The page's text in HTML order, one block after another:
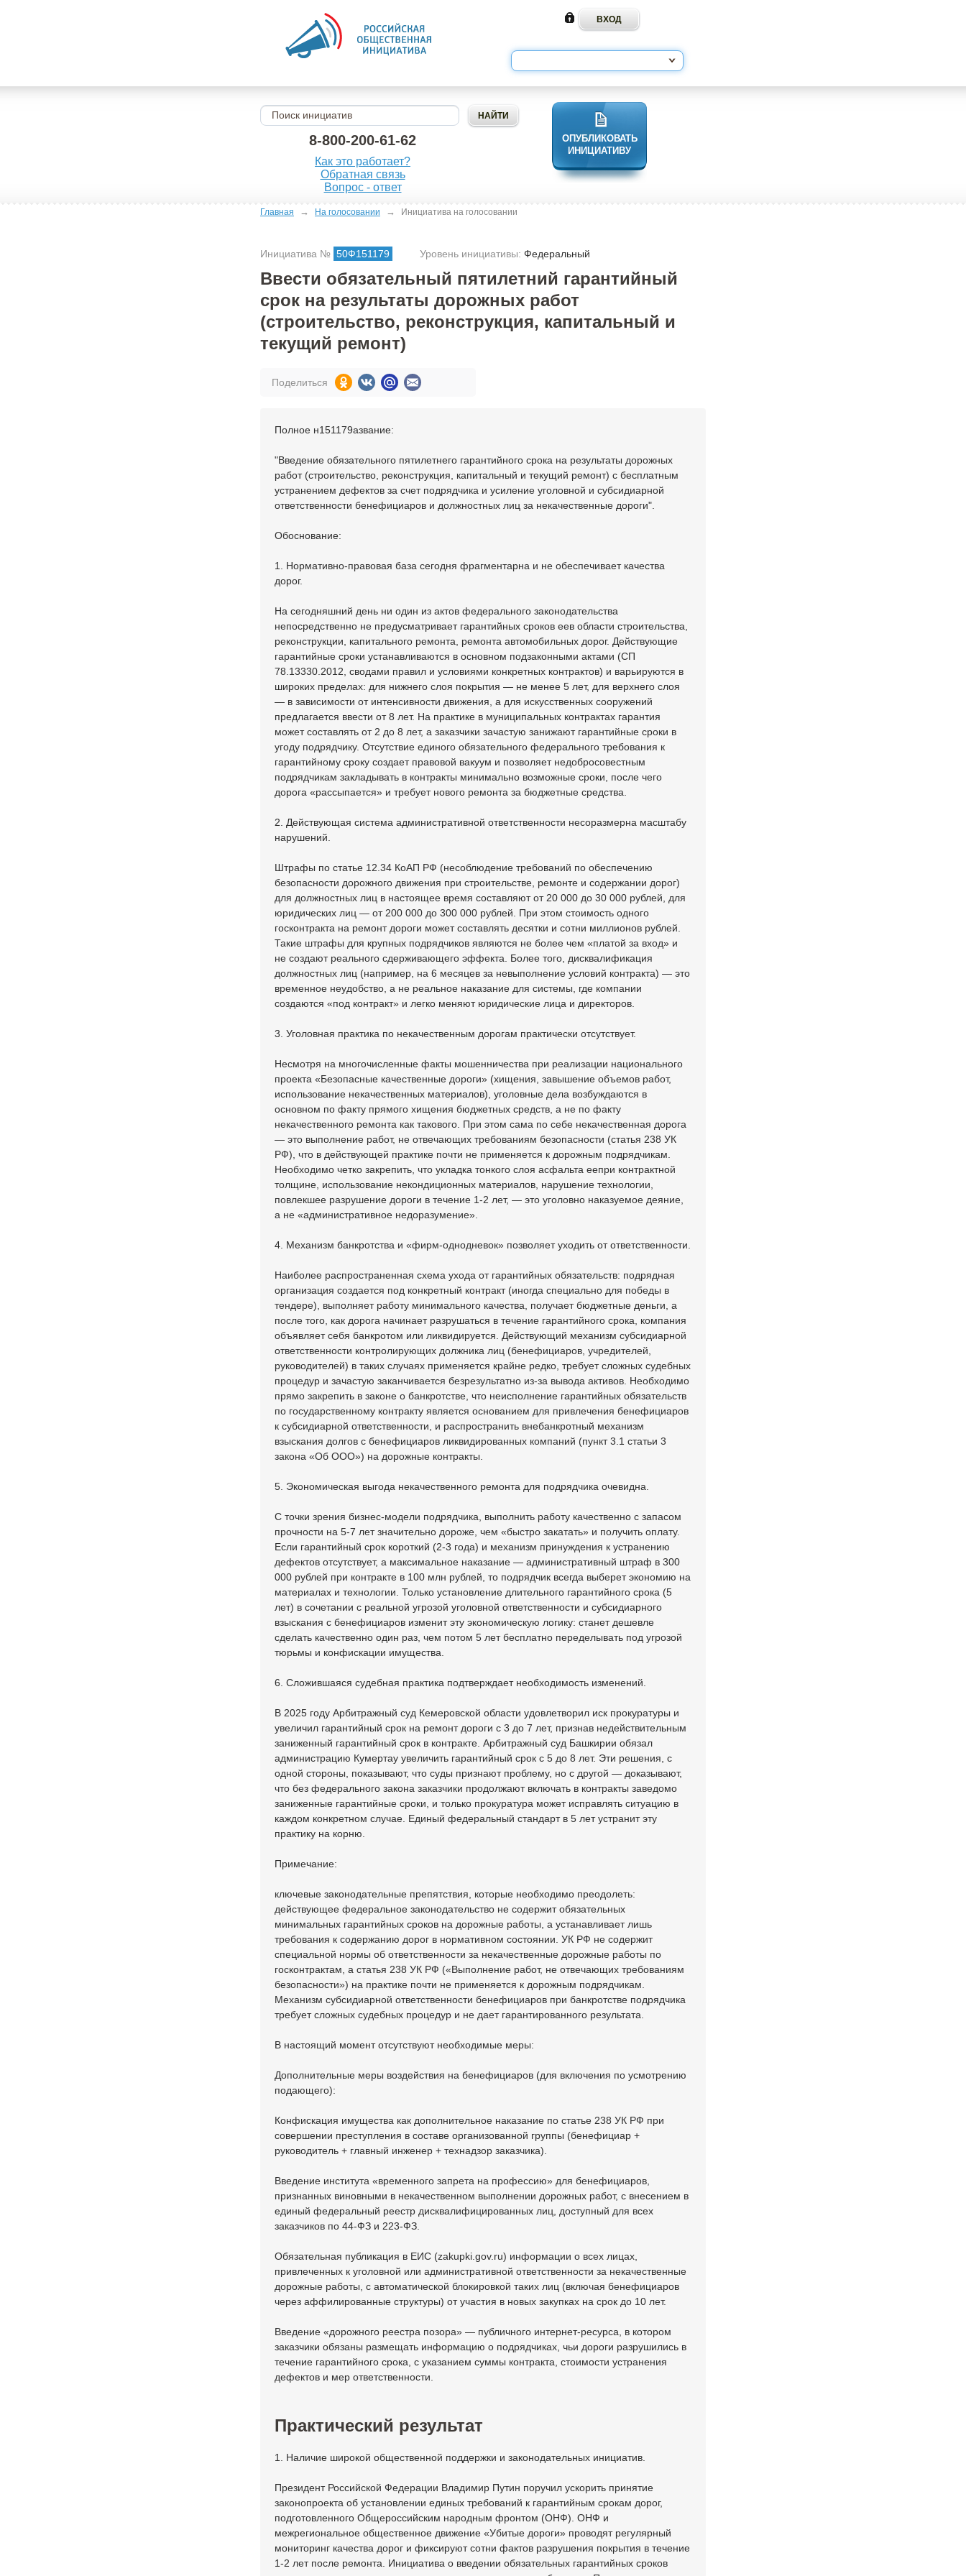
8-800-200-61-62
Как это работает?
Обратная связь
Вопрос - ответ
ОПУБЛИКОВАТЬ
ИНИЦИАТИВУ
Главная → На голосовании → Инициатива на голосовании
Инициатива № 50Ф151179 Уровень инициативы: Федеральный
Ввести обязательный пятилетний гарантийный
срок на результаты дорожных работ
(строительство, реконструкция, капитальный и
текущий ремонт)
Поделиться
Полное н151179азвание:
"Введение обязательного пятилетнего гарантийного срока на результаты дорожных
работ (строительство, реконструкция, капитальный и текущий ремонт) с бесплатным
устранением дефектов за счет подрядчика и усиление уголовной и субсидиарной
ответственности бенефициаров и должностных лиц за некачественные дороги".
Обоснование:
1. Нормативно-правовая база сегодня фрагментарна и не обеспечивает качества
дорог.
На сегодняшний день ни один из актов федерального законодательства
непосредственно не предусматривает гарантийных сроков еев области строительства,
реконструкции, капитального ремонта, ремонта автомобильных дорог. Действующие
гарантийные сроки устанавливаются в основном подзаконными актами (СП
78.13330.2012, сводами правил и условиями конкретных контрактов) и варьируются в
широких пределах: для нижнего слоя покрытия — не менее 5 лет, для верхнего слоя
— в зависимости от интенсивности движения, а для искусственных сооружений
предлагается ввести от 8 лет. На практике в муниципальных контрактах гарантия
может составлять от 2 до 8 лет, а заказчики зачастую занижают гарантийные сроки в
угоду подрядчику. Отсутствие единого обязательного федерального требования к
гарантийному сроку создает правовой вакуум и позволяет недобросовестным
подрядчикам закладывать в контракты минимально возможные сроки, после чего
дорога «рассыпается» и требует нового ремонта за бюджетные средства.
2. Действующая система административной ответственности несоразмерна масштабу
нарушений.
Штрафы по статье 12.34 КоАП РФ (несоблюдение требований по обеспечению
безопасности дорожного движения при строительстве, ремонте и содержании дорог)
для должностных лиц в настоящее время составляют от 20 000 до 30 000 рублей, для
юридических лиц — от 200 000 до 300 000 рублей. При этом стоимость одного
госконтракта на ремонт дороги может составлять десятки и сотни миллионов рублей.
Такие штрафы для крупных подрядчиков являются не более чем «платой за вход» и
не создают реального сдерживающего эффекта. Более того, дисквалификация
должностных лиц (например, на 6 месяцев за невыполнение условий контракта) — это
временное неудобство, а не реальное наказание для системы, где компании
создаются «под контракт» и легко меняют юридические лица и директоров.
3. Уголовная практика по некачественным дорогам практически отсутствует.
Несмотря на многочисленные факты мошенничества при реализации национального
проекта «Безопасные качественные дороги» (хищения, завышение объемов работ,
использование некачественных материалов), уголовные дела возбуждаются в
основном по факту прямого хищения бюджетных средств, а не по факту
некачественного ремонта как такового. При этом сама по себе некачественная дорога
— это выполнение работ, не отвечающих требованиям безопасности (статья 238 УК
РФ), что в действующей практике почти не применяется к дорожным подрядчикам.
Необходимо четко закрепить, что укладка тонкого слоя асфальта еепри контрактной
толщине, использование некондиционных материалов, нарушение технологии,
повлекшее разрушение дороги в течение 1-2 лет, — это уголовно наказуемое деяние,
а не «административное недоразумение».
4. Механизм банкротства и «фирм-однодневок» позволяет уходить от ответственности.
Наиболее распространенная схема ухода от гарантийных обязательств: подрядная
организация создается под конкретный контракт (иногда специально для победы в
тендере), выполняет работу минимального качества, получает бюджетные деньги, а
после того, как дорога начинает разрушаться в течение гарантийного срока, компания
объявляет себя банкротом или ликвидируется. Действующий механизм субсидиарной
ответственности контролирующих должника лиц (бенефициаров, учредителей,
руководителей) в таких случаях применяется крайне редко, требует сложных судебных
процедур и зачастую заканчивается безрезультатно из-за вывода активов. Необходимо
прямо закрепить в законе о банкротстве, что неисполнение гарантийных обязательств
по государственному контракту является основанием для привлечения бенефициаров
к субсидиарной ответственности, и распространить внебанкротный механизм
взыскания долгов с бенефициаров ликвидированных компаний (пункт 3.1 статьи 3
закона «Об ООО») на дорожные контракты.
5. Экономическая выгода некачественного ремонта для подрядчика очевидна.
С точки зрения бизнес-модели подрядчика, выполнить работу качественно с запасом
прочности на 5-7 лет значительно дороже, чем «быстро закатать» и получить оплату.
Если гарантийный срок короткий (2-3 года) и механизм принуждения к устранению
дефектов отсутствует, а максимальное наказание — административный штраф в 300
000 рублей при контракте в 100 млн рублей, то подрядчик всегда выберет экономию на
материалах и технологии. Только установление длительного гарантийного срока (5
лет) в сочетании с реальной угрозой уголовной ответственности и субсидиарного
взыскания с бенефициаров изменит эту экономическую логику: станет дешевле
сделать качественно один раз, чем потом 5 лет бесплатно переделывать под угрозой
тюрьмы и конфискации имущества.
6. Сложившаяся судебная практика подтверждает необходимость изменений.
В 2025 году Арбитражный суд Кемеровской области удовлетворил иск прокуратуры и
увеличил гарантийный срок на ремонт дороги с 3 до 7 лет, признав недействительным
заниженный гарантийный срок в контракте. Арбитражный суд Башкирии обязал
администрацию Кумертау увеличить гарантийный срок с 5 до 8 лет. Эти решения, с
одной стороны, показывают, что суды признают проблему, но с другой — доказывают,
что без федерального закона заказчики продолжают включать в контракты заведомо
заниженные гарантийные сроки, и только прокуратура может исправлять ситуацию в
каждом конкретном случае. Единый федеральный стандарт в 5 лет устранит эту
практику на корню.
Примечание:
ключевые законодательные препятствия, которые необходимо преодолеть:
действующее федеральное законодательство не содержит обязательных
минимальных гарантийных сроков на дорожные работы, а устанавливает лишь
требования к содержанию дорог в нормативном состоянии. УК РФ не содержит
специальной нормы об ответственности за некачественные дорожные работы по
госконтрактам, а статья 238 УК РФ («Выполнение работ, не отвечающих требованиям
безопасности») на практике почти не применяется к дорожным подрядчикам.
Механизм субсидиарной ответственности бенефициаров при банкротстве подрядчика
требует сложных судебных процедур и не дает гарантированного результата.
В настоящий момент отсутствуют необходимые меры:
Дополнительные меры воздействия на бенефициаров (для включения по усмотрению
подающего):
Конфискация имущества как дополнительное наказание по статье 238 УК РФ при
совершении преступления в составе организованной группы (бенефициар +
руководитель + главный инженер + технадзор заказчика).
Введение института «временного запрета на профессию» для бенефициаров,
признанных виновными в некачественном выполнении дорожных работ, с внесением в
единый федеральный реестр дисквалифицированных лиц, доступный для всех
заказчиков по 44-ФЗ и 223-ФЗ.
Обязательная публикация в ЕИС (zakupki.gov.ru) информации о всех лицах,
привлеченных к уголовной или административной ответственности за некачественные
дорожные работы, с автоматической блокировкой таких лиц (включая бенефициаров
через аффилированные структуры) от участия в новых закупках на срок до 10 лет.
Введение «дорожного реестра позора» — публичного интернет-ресурса, в котором
заказчики обязаны размещать информацию о подрядчиках, чьи дороги разрушились в
течение гарантийного срока, с указанием суммы контракта, стоимости устранения
дефектов и мер ответственности.
Практический результат
1. Наличие широкой общественной поддержки и законодательных инициатив.
Президент Российской Федерации Владимир Путин поручил ускорить принятие
законопроекта об установлении единых требований к гарантийным срокам дорог,
подготовленного Общероссийским народным фронтом (ОНФ). ОНФ и
межрегиональное общественное движение «Убитые дороги» проводят регулярный
мониторинг качества дорог и фиксируют сотни фактов разрушения покрытия в течение
1-2 лет после ремонта. Инициатива о введении обязательных гарантийных сроков